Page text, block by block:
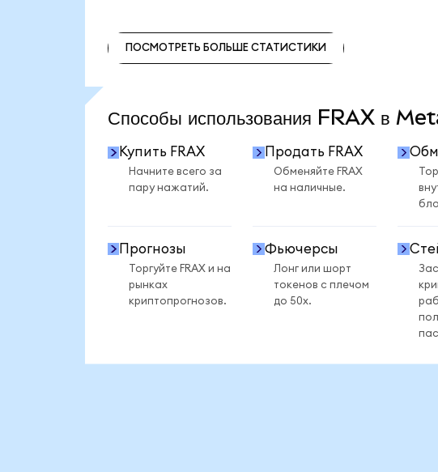
ПОСМОТРЕТЬ БОЛЬШЕ СТАТИСТИКИ
Способы использования FRAX в
Купить FRAX
Начните всего за
пару нажатий.
Продать FRAX
Обменяйте FRAX
на наличные.
Прогнозы
Торгуйте FRAX и на
рынках
криптопрогнозов.
Фьючерсы
Лонг или шорт
токенов с плечом
до 50x.